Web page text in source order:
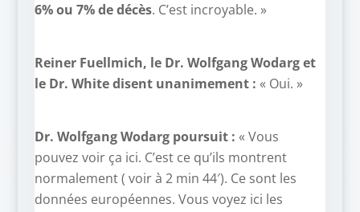
6% ou 7% de décès. C’est incroyable. »
Reiner Fuellmich, le Dr. Wolfgang Wodarg et
le Dr. White disent unanimement : « Oui. »
Dr. Wolfgang Wodarg poursuit : « Vous
pouvez voir ça ici. C’est ce qu’ils montrent
normalement ( voir à 2 min 44′). Ce sont les
données européennes. Vous voyez ici les